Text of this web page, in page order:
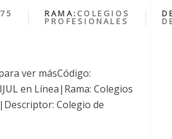
RAMA: COLEGIOS
PROFESIONALES
ver másCódigo:
en Línea|Rama: Colegios
Colegio de